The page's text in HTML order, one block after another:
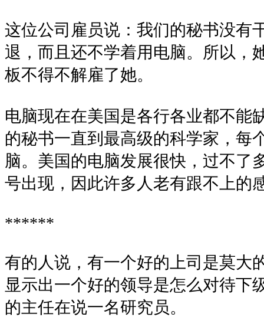
这位公司雇员说：我们的秘书没有
退，而且还不学着用电脑。所以，
板不得不解雇了她。
电脑现在在美国是各行各业都不能
的秘书一直到最高级的科学家，每
脑。美国的电脑发展很快，过不了
号出现，因此许多人老有跟不上的
******
有的人说，有一个好的上司是莫大
显示出一个好的领导是怎么对待下
的主任在说一名研究员。